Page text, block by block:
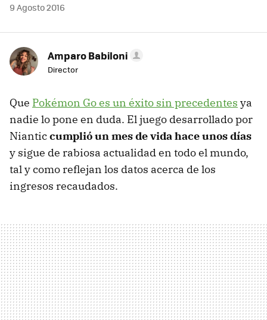
9 Agosto 2016
Amparo Babiloni
Director
Que Pokémon Go es un éxito sin precedentes ya
nadie lo pone en duda. El juego desarrollado por
Nianticcumplió un mes de vida hace unos días
y sigue de rabiosa actualidad en todo el mundo,
tal y como reflejan los datos acerca de los
ingresos recaudados.